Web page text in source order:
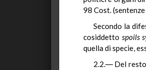
98 Cost. (sentenze
Secondo la
cosiddetto spoils
quella di specie,
2.2.― Del